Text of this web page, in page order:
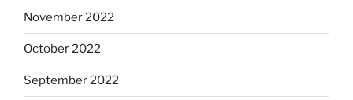
November 2022
October 2022
September 2022